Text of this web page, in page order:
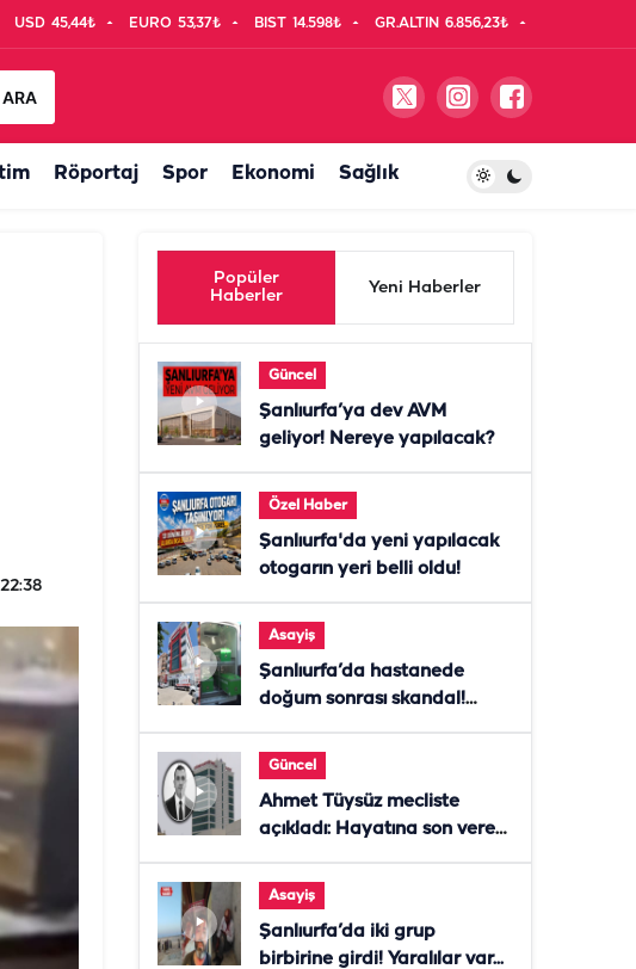
USD 45,44₺ EURO 53,37₺ BIST 14.598₺ GR.ALTIN 6.856,23₺
ARA
Röportaj Spor Ekonomi Sağlık
Popüler
Haberler
Yeni Haberler
Güncel
Şanlıurfa’ya dev AVM
geliyor! Nereye yapılacak?
Özel Haber
Şanlıurfa'da yeni yapılacak
otogarın yeri belli oldu!
Asayiş
Şanlıurfa’da hastanede
doğum sonrası skandal!
Güncel
Ahmet Tüysüz mecliste
açıkladı: Hayatına son veren
ölmezdim" notunu bıraktı
Asayiş
Şanlıurfa’da iki grup
birbirine girdi! Yaralılar var...